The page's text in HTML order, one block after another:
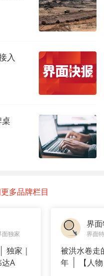
入
多品牌栏目
独家
独家｜
A
界
界面
被洪水卷走
年
【人